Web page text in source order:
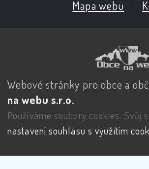
Mapa webu
Webové stránky pro obce a
na webu s.r.o.
Používáme soubory cookies. Svůj
nastavení souhlasu s využitím